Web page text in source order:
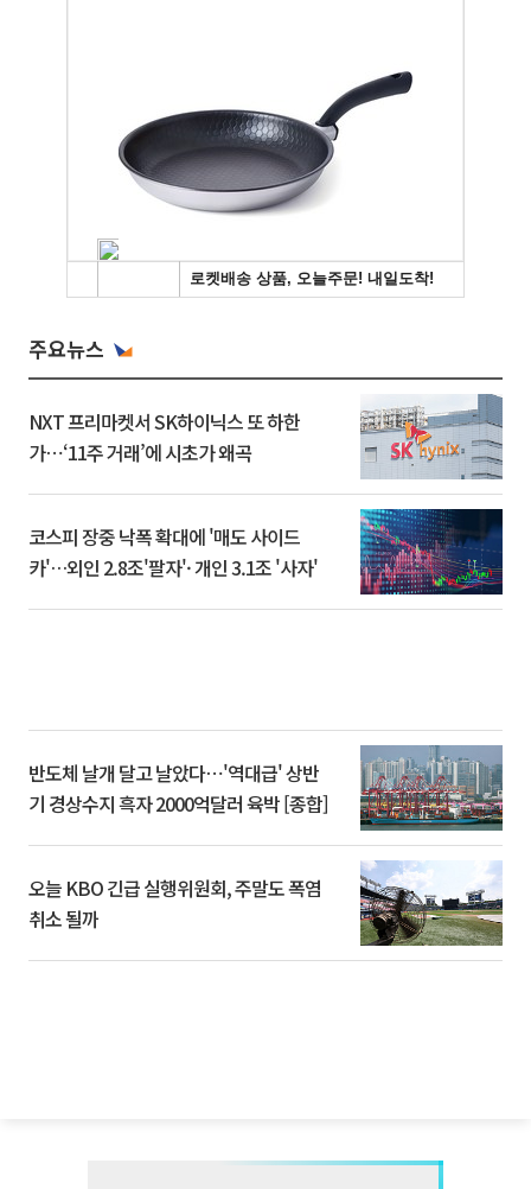
주요뉴스
NXT 프리마켓서 SK하이닉스 또 하한
가⋯‘11주 거래’에 시초가 왜곡
코스피 장중 낙폭 확대에 '매도 사이드
카'…외인 2.8조'팔자'· 개인 3.1조 '사자'
반도체 날개 달고 날았다⋯'역대급' 상반
기 경상수지 흑자 2000억달러 육박 [종합]
오늘 KBO 긴급 실행위원회, 주말도 폭염
취소 될까